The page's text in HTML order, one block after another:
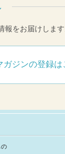
報をお届けします
ガジンの登録は